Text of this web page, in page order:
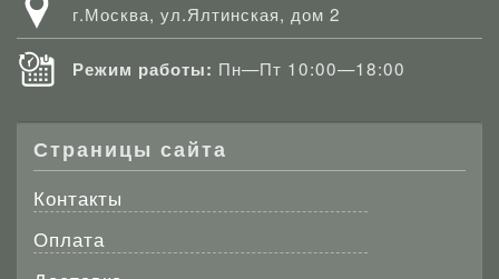
г.Москва, ул.Ялтинская, дом 2
Режим работы: Пн—Пт 10:00—18:00
Страницы сайта
Контакты
Оплата